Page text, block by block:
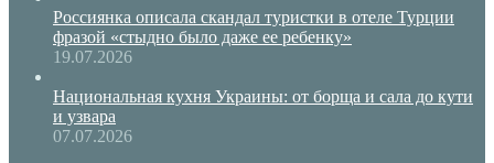
Россиянка описала скандал туристки в отеле Турции
фразой «стыдно было даже ее ребенку»
19.07.2026
Национальная кухня Украины: от борща и сала до кути
и узвара
07.07.2026